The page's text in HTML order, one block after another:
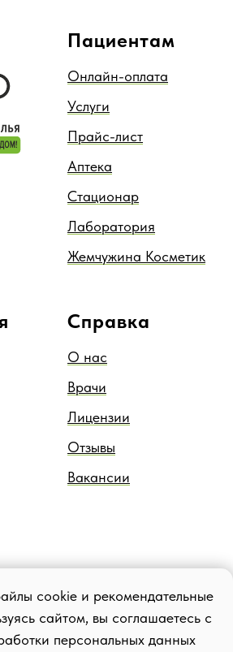
Пациентам
Онлайн-оплата
Услуги
Прайс-лист
Аптека
Стационар
Лаборатория
Жемчужина Косметик
Справка
О нас
Врачи
Лицензии
Отзывы
Вакансии
cookie и рекомендательные
сайтом, вы соглашаетесь с
персональных данных